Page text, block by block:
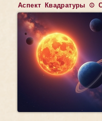
Аспект Квадратуры ☉